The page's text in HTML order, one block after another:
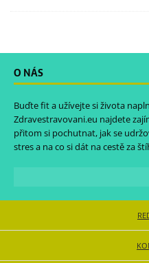
O NÁS
Buďte fit a užívejte si života
Zdravestravovani.eu najdete
přitom si pochutnat, jak se
stres a na co si dát na cestě za